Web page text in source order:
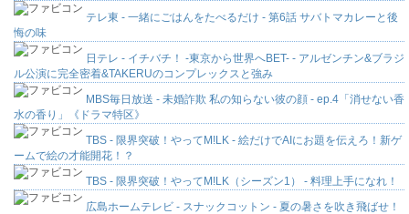
テレ東 - 一緒にごはんをたべるだけ - 第6話 サバトマカレーと後
悔の味
日テレ - イチバチ！ -東京から世界へBET- - アルゼンチン&ブラジ
ル公演に完全密着&TAKERUのコンプレックスと強み
MBS毎日放送 - 未婚詐欺 私の知らない彼の顔 - ep.4「消せない香
水の香り」《ドラマ特区》
TBS - 限界突破！やってM!LK - 絵だけでAIにお題を伝えろ！新ゲ
ームで絵の才能開花！？
TBS - 限界突破！やってM!LK（シーズン1） - 料理上手になれ！
広島ホームテレビ - スナックコットン - 夏の暑さを吹き飛ばせ！